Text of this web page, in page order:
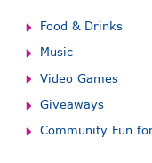
Food & Drinks
Music
Video Games
Giveaways
Community Fun